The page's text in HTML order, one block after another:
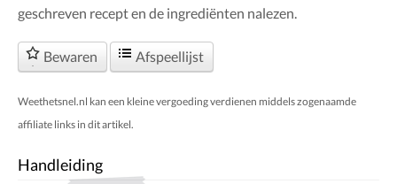
geschreven recept en de ingrediënten nalezen.
Bewaren Afspeellijst
Weethetsnel.nl kan een kleine vergoeding verdienen middels zogenaamde
affiliate links in dit artikel.
Handleiding